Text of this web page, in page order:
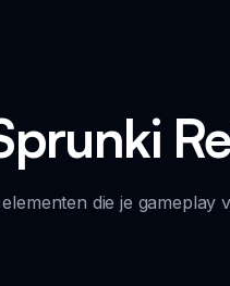
die je gameplay